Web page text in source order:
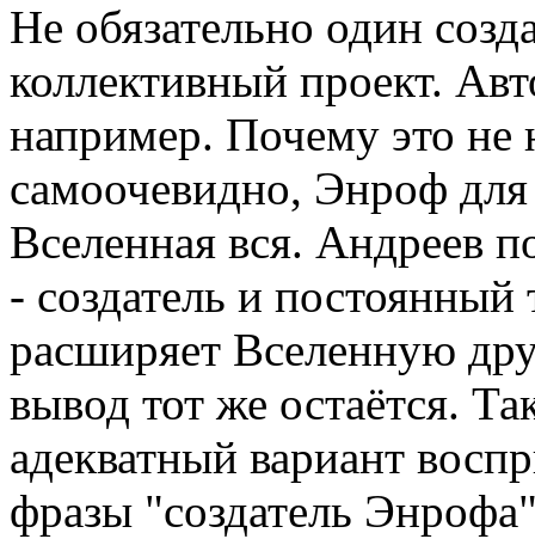
Не обязательно один
коллективный проект.
например. Почему это не
самоочевидно, Энроф
Вселенная вся. Андреев
- создатель и
расширяет Вселенную
вывод тот же остаётся.
адекватный вариант
фразы "создатель